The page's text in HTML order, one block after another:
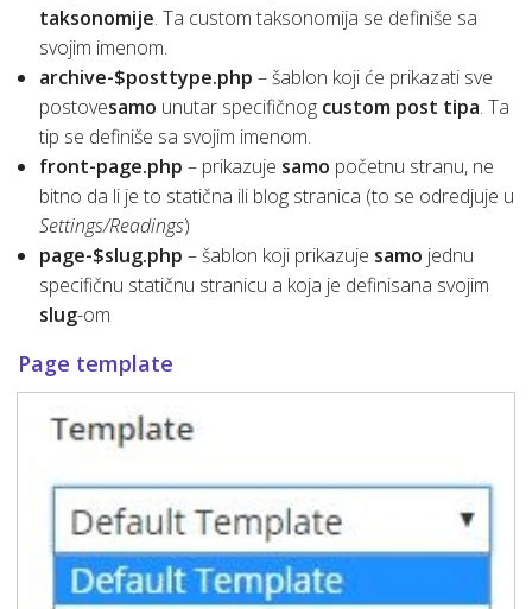
taksonomije. Ta custom taksonomija se definiše sa
svojim imenom.
archive-$posttype.php – šablon koji će prikazati sve
postovesamo unutar specifičnog custom post tipa. Ta
tip se definiše sa svojim imenom.
front-page.php – prikazuje samo početnu stranu, ne
bitno da li je to statična ili blog stranica (to se odredjuje u
Settings/Readings)
page-$slug.php – šablon koji prikazuje samo jednu
specifičnu statičnu stranicu a koja je definisana svojim
slug-om
Page template